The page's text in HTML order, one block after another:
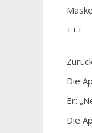
+++
Die
Er:
Die